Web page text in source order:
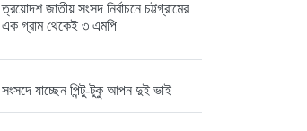
ত্রয়োদশ জাতীয় সংসদ নির্বাচনের বিজয়ে...
6 months আগে
ত্রয়োদশ জাতীয় সংসদ নির্বাচনে চট্টগ্রামের
এক গ্রাম থেকেই ৩ এমপি
সংসদে যাচ্ছেন পিন্টু-টুকু আপন দুই ভাই